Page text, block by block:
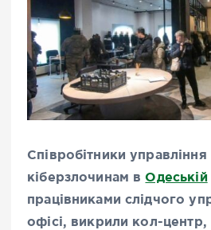
Співробітники управління
кіберзлочинам вОдеській
працівниками слідчого
офісі, викрили кол-центр,